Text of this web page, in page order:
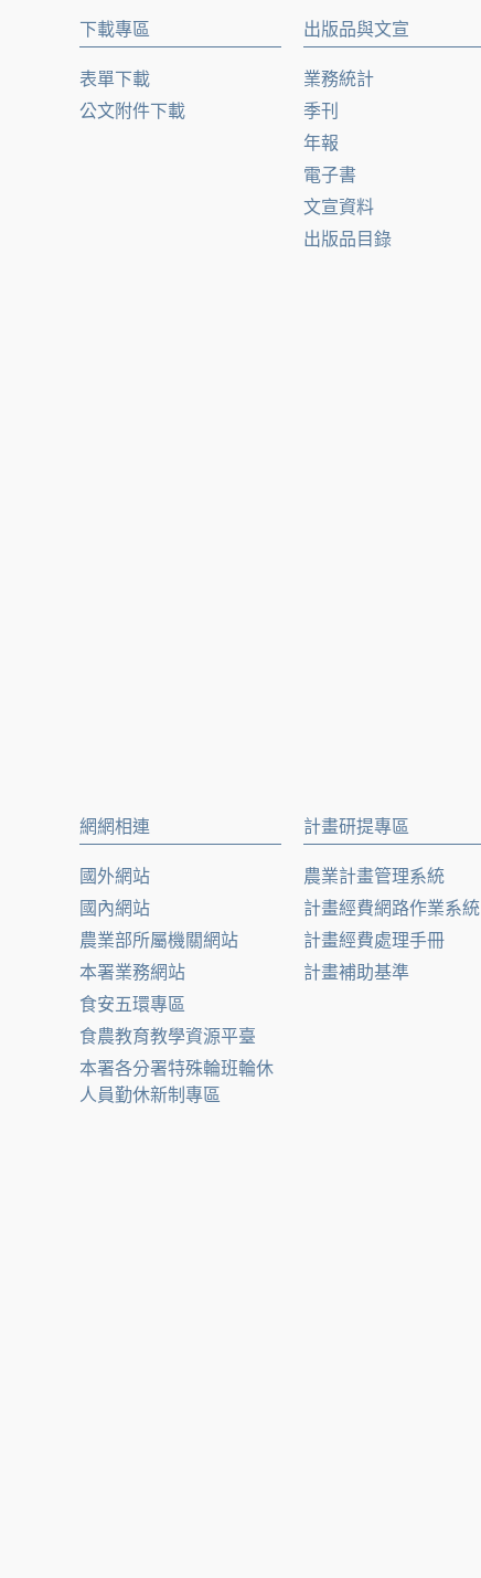
下載專區
表單下載
公文附件下載
出版品與文宣
業務統計
季刊
年報
電子書
文宣資料
出版品目錄
網網相連
國外網站
國內網站
農業部所屬機關網站
本署業務網站
食安五環專區
食農教育教學資源平臺
本署各分署特殊輪班輪休
人員勤休新制專區
計畫研提專區
農業計畫管理系統
計畫經費網路作業系統
計畫經費處理手冊
計畫補助基準